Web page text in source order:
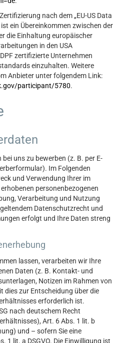
nach dem „EU-US Data
ein Übereinkommen zwischen der
die Einhaltung europäischer
in den USA
zertifizierte Unternehmen
einzuhalten. Weitere
Anbieter unter folgendem Link:
participant/5780.
uns zu bewerben (z. B. per E-
Im Folgenden
und Verwendung Ihrer im
personenbezogenen
Verarbeitung und Nutzung
Datenschutzrecht und
erfolgt und Ihre Daten streng
lassen, verarbeiten wir Ihre
Daten (z. B. Kontakt- und
Notizen im Rahmen von
dies zur Entscheidung über die
erforderlich ist.
nach deutschem Recht
Art. 6 Abs. 1 lit. b
und – sofern Sie eine
1 lit. a DSGVO. Die Einwilligung ist